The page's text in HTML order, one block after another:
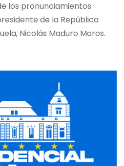
los pronunciamientos
de la República
Nicolás Maduro Moros.